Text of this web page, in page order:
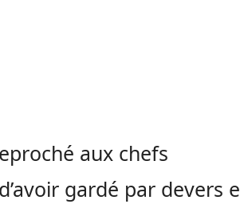
aux chefs
gardé par devers